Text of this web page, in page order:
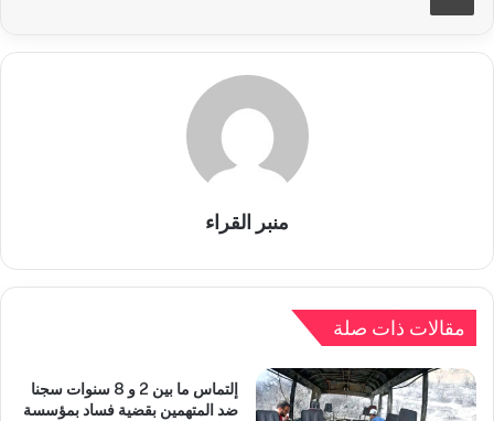
منبر القراء
مقالات ذات صلة
إلتماس ما بين 2 و 8 سنوات سجنا
ضد المتهمين بقضية فساد بمؤسسة